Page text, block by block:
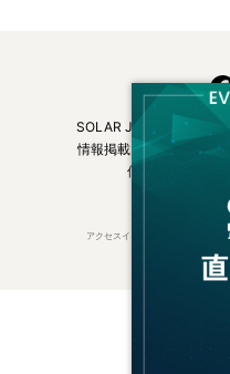
SOLAR JOURNALについ
情報掲載について
広告
個人情報保護方針
アクセスインターナショナルは持
© 2026